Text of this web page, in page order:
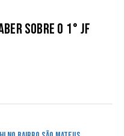
sobre o 1° JF